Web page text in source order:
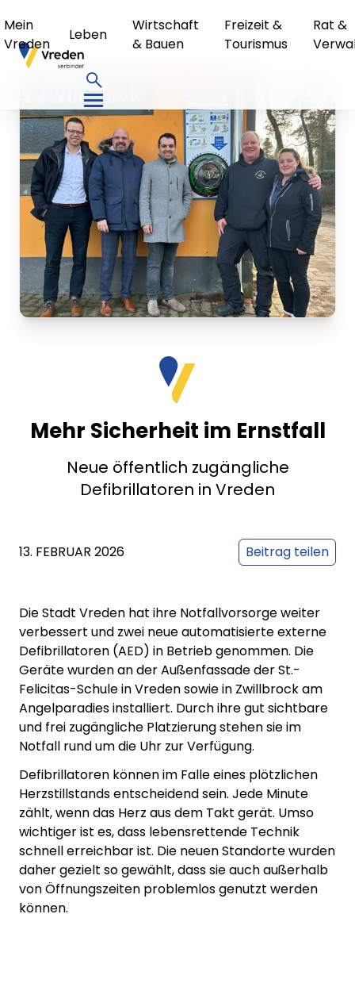
Mein
Vreden
Leben
Wirtschaft
& Bauen
Freizeit &
Tourismus
Rat &
Mehr Sicherheit im Ernstfall
Neue öffentlich zugängliche
Defibrillatoren in Vreden
13. FEBRUAR 2026 Beitrag teilen
Die Stadt Vreden hat ihre Notfallvorsorge weiter
verbessert und zwei neue automatisierte externe
Defibrillatoren (AED) in Betrieb genommen. Die
Geräte wurden an der Außenfassade der St.-
Felicitas-Schule in Vreden sowie in Zwillbrock am
Angelparadies installiert. Durch ihre gut sichtbare
und frei zugängliche Platzierung stehen sie im
Notfall rund um die Uhr zur Verfügung.
Defibrillatoren können im Falle eines plötzlichen
Herzstillstands entscheidend sein. Jede Minute
zählt, wenn das Herz aus dem Takt gerät. Umso
wichtiger ist es, dass lebensrettende Technik
schnell erreichbar ist. Die neuen Standorte wurden
daher gezielt so gewählt, dass sie auch außerhalb
von Öffnungszeiten problemlos genutzt werden
können.